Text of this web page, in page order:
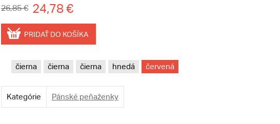
26,85 € 24,78 €
PRIDAŤ DO KOŠÍKA
čierna čierna čierna hnedá červená
Kategórie Pánské peňaženky